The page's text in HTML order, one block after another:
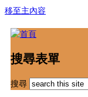
移至主內容
搜尋表單
搜尋